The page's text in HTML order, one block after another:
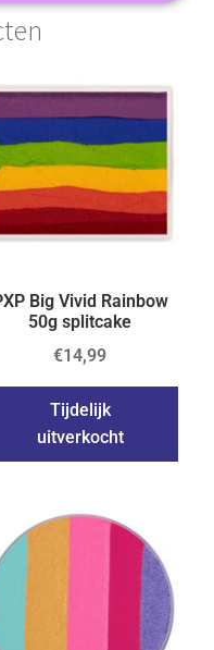
Big Vivid Rainbow
50g splitcake
€14,99
Tijdelijk
uitverkocht